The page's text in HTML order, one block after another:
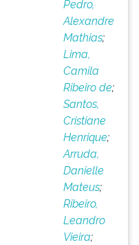
Pedro,
Alexandre
Mathias;
Lima,
Camila
Ribeiro de;
Santos,
Cristiane
Henrique;
Arruda,
Danielle
Mateus;
Ribeiro,
Leandro
Vieira;